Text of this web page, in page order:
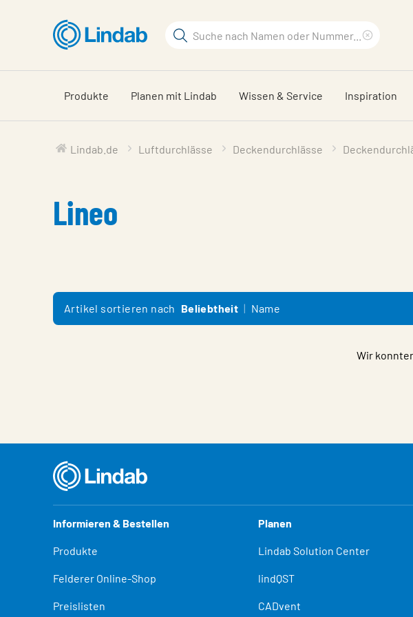
Hauptinhalt
Suchbegriff
durchsuchen
Produkte Planen mit Lindab Wissen & Service Inspiration
Lindab.de Luftdurchlässe Deckendurchlässe
Lineo
Artikel sortieren nach Beliebtheit Name
Wir
Informieren & Bestellen
Produkte
Felderer Online-Shop
Preislisten
Planen
Lindab Solution Center
lindQST
CADvent